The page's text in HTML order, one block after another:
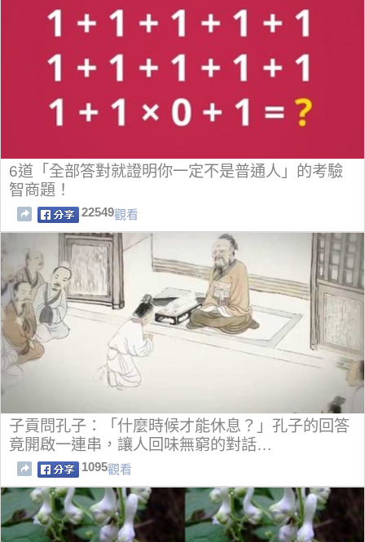
6道「全部答對就證明你一定不是普通人」的考驗
智商題！
22549觀看
子貢問孔子：「什麼時候才能休息？」孔子的回答
竟開啟一連串，讓人回味無窮的對話…
1095觀看